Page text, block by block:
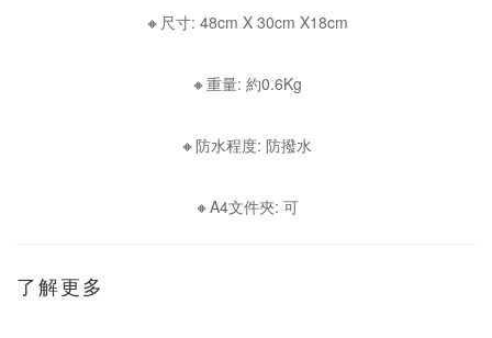
🔸尺寸: 48cm X 30cm X18cm
🔸重量: 約0.6Kg
🔸防水程度: 防撥水
🔸A4文件夾: 可
了解更多